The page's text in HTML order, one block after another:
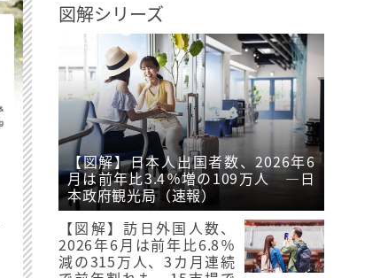
図解シリーズ
【図解】日本人出国者数、2026年6
月は前年比3.4％増の109万人 ―日
本政府観光局（速報）
【図解】訪日外国人数、
2026年6月は前年比6.8％
減の315万人、3カ月連続